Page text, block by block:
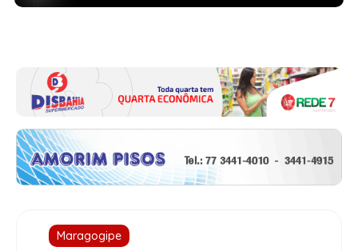
Maragogipe